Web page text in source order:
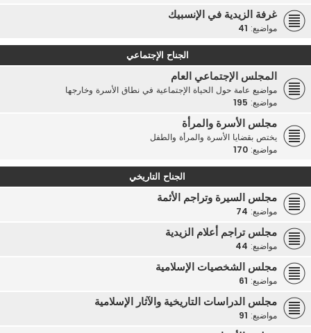
غرفة الزيدية في الإنسبيك
مواضيع: 41
الجناح الإجتماعي
المجلس الإجتماعي العام
مواضيع عامة حول الحياة الإجتماعية في نطاق الأسرة وخارجها
مواضيع: 195
مجلس الأسرة والمرأة
يختص بقضايا الأسرة والمرأة والطفل
مواضيع: 170
الجناح التاريخي
مجلس السيرة وتراجم الأئمة
مواضيع: 74
مجلس تراجم أعلام الزيدية
مواضيع: 44
مجلس الشخصيات الإسلامية
مواضيع: 61
مجلس الدراسات التاريخية والآثار الإسلامية
مواضيع: 91